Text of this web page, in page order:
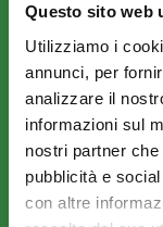
Questo sito web
Utilizziamo i
annunci, per
analizzare il
informazioni sul
nostri partner
pubblicità e
con altre
Mobilità e
Strumenti